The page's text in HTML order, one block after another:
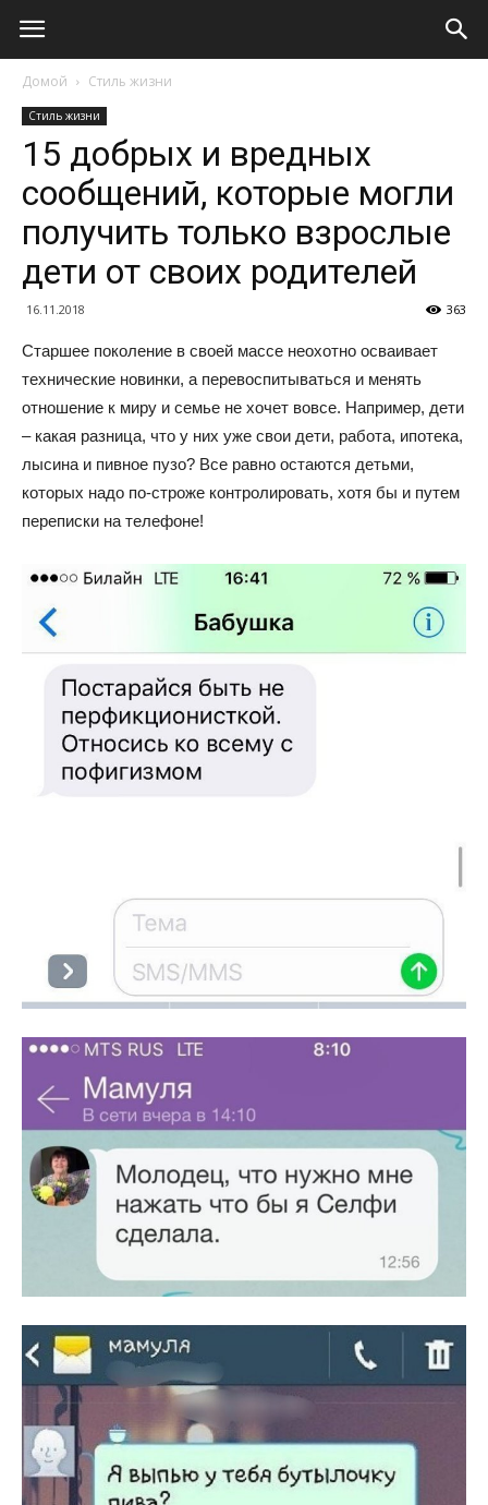
Домой Стиль жизни
Стиль жизни
15 добрых и вредных
сообщений, которые могли
получить только взрослые
дети от своих родителей
16.11.2018 363
Старшее поколение в своей массе неохотно осваивает
технические новинки, а перевоспитываться и менять
отношение к миру и семье не хочет вовсе. Например, дети
– какая разница, что у них уже свои дети, работа, ипотека,
лысина и пивное пузо? Все равно остаются детьми,
которых надо по-строже контролировать, хотя бы и путем
переписки на телефоне!